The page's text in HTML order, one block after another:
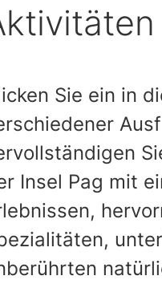
Sie ein in
Insel Pag mit